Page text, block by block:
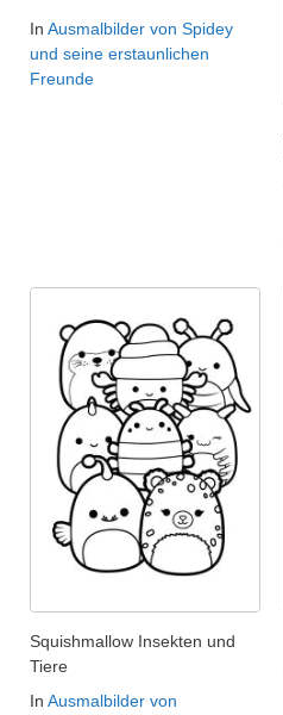
In Ausmalbilder von Spidey
und seine erstaunlichen
Freunde
Squishmallow Insekten und
Tiere
In Ausmalbilder von